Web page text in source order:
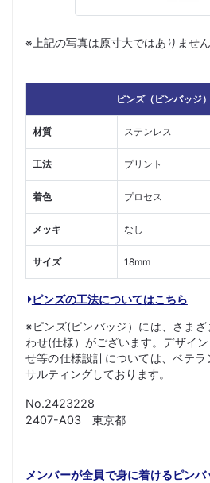
※上記の写真は原寸大ではありません
ピンズ（ピンバッジ
材質 ステンレス
工法 プリント
着色 プロセス
メッキ なし
サイズ 18mm
ピンズの工法についてはこちら
※ピンズ(ピンバッジ）には、さま
わせ(仕様）がございます。デザイ
せ等の仕様設計については、ベテ
サルティングしております。
No.2423228
2407-A03 東京都
メンバーが全員で身に着けるピン